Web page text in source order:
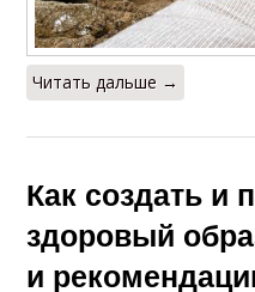
Читать дальше →
Как создать и
здоровый
и